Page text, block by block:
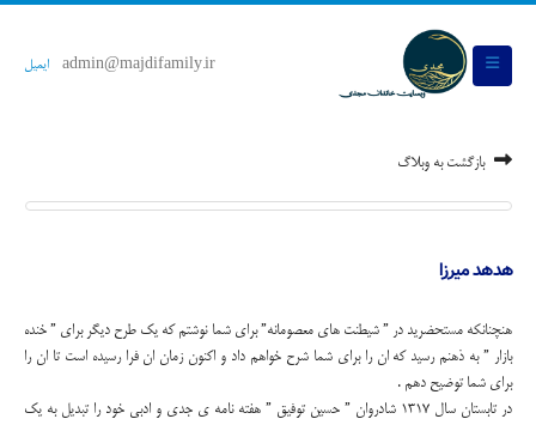
admin@majdifamily.ir ایمیل
بازگشت به وبلاگ
هدهد میرزا
هنچنانکه مستحضرید در ” شیطنت های معصومانه” برای شما نوشتم که یک طرح دیگر برای ” خنده
بازار ” به ذهنم رسید که ان را برای شما شرح خواهم داد و اکنون زمان ان فرا رسیده است تا ان را
برای شما توضیح دهم .
در تابستان سال 1317 شادروان ” حسین توفیق ” هفته نامه ی جدی و ادبی خود را تبدیل به یک